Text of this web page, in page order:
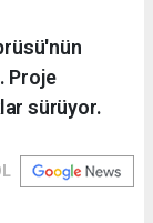
Proje
sürüyor.